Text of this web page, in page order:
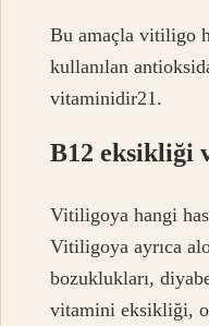
Bu amaçla vitiligo
kullanılan
vitaminidir21.
B12 eksikliği
Vitiligoya hangi
Vitiligoya ayrıca
bozuklukları,
vitamini eksikliği,